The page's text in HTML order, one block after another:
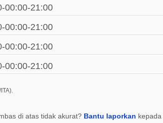
00:00-21:00
00:00-21:00
00:00-21:00
00:00-21:00
di atas tidak akurat? Bantu laporkan kepada